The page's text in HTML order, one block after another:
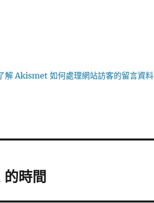
解 Akismet 如何處理網站訪客的留言資料
時間